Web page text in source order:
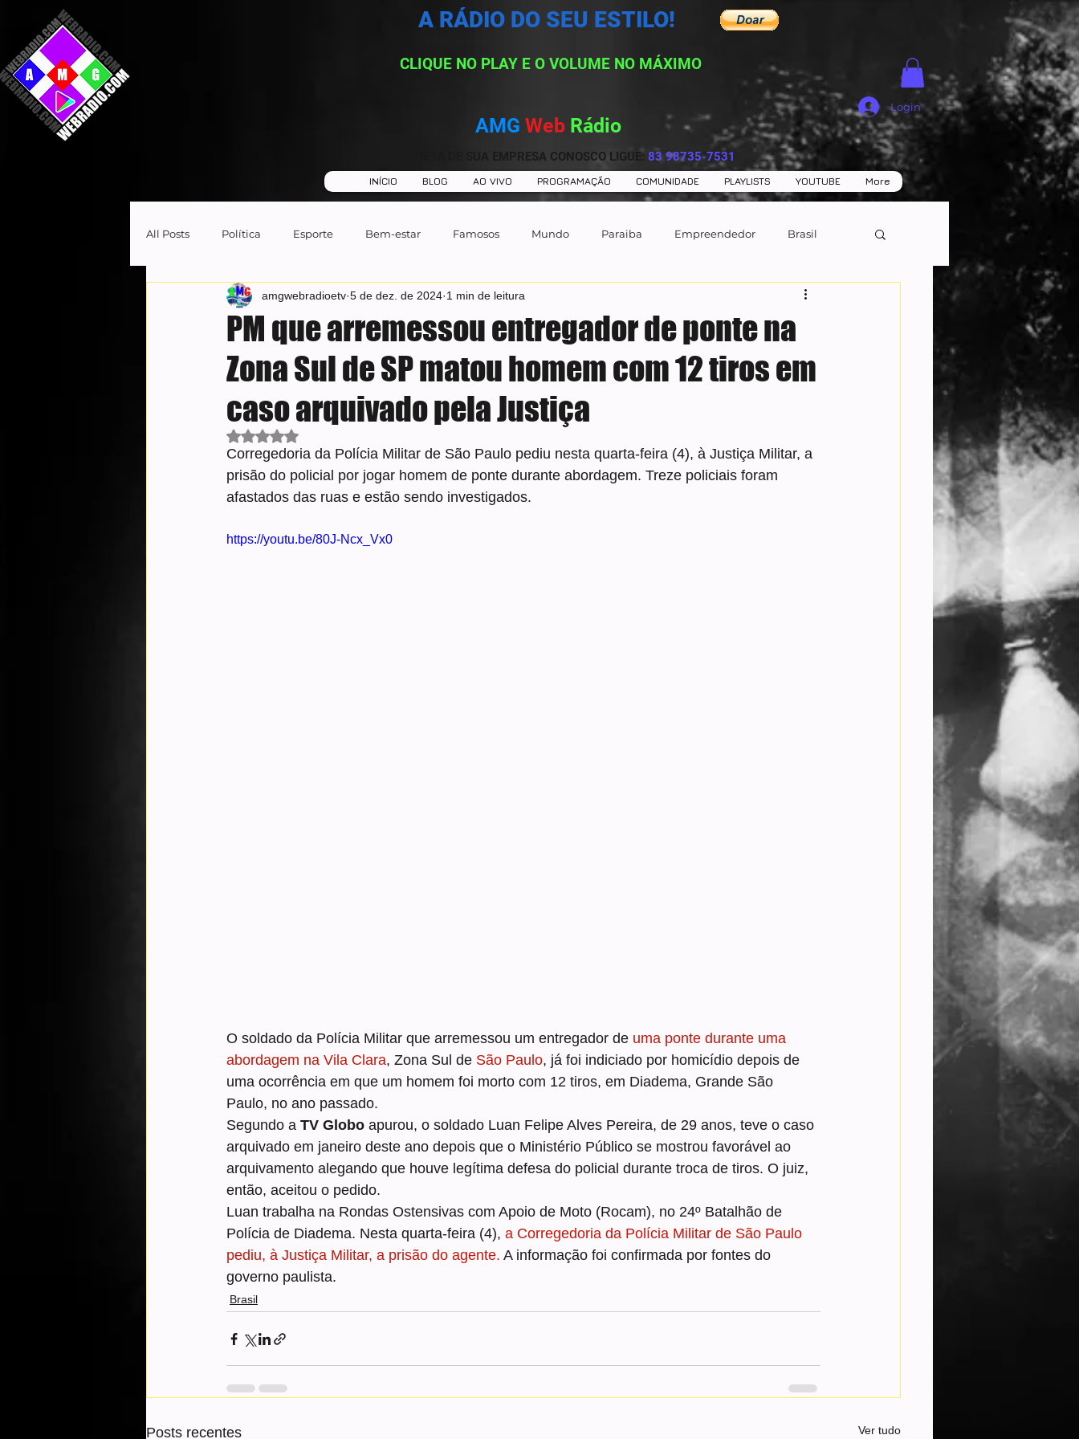
CLIQUE NO PLAY E O VOLUME NO MÁXIMO
AMG Web Rádio
GRAVE A VINHETA DE SUA EMPRESA CONOSCO LIGUE: 83 98735-7531
A RÁDIO DO SEU ESTILO!
Login
INÍCIO BLOG AO VIVO PROGRAMAÇÃO COMUNIDADE PLAYLISTS YOUTUBE More
All Posts Política Esporte Bem-estar Famosos Mundo Paraiba Empreendedor Brasil
PM que arremessou entregador de ponte na
Zona Sul de SP matou homem com 12 tiros em
caso arquivado pela Justiça
amgwebradioetv 5 de dez. de 2024 1 min de leitura
Avaliado com NaN de 5 estrelas.
Corregedoria da Polícia Militar de São Paulo pediu nesta quarta-feira (4), à Justiça Militar, a
prisão do policial por jogar homem de ponte durante abordagem. Treze policiais foram
afastados das ruas e estão sendo investigados.
https://youtu.be/80J-Ncx_Vx0
O soldado da Polícia Militar que arremessou um entregador de uma ponte durante uma
abordagem na Vila Clara, Zona Sul de São Paulo, já foi indiciado por homicídio depois de
uma ocorrência em que um homem foi morto com 12 tiros, em Diadema, Grande São
Paulo, no ano passado.
Segundo a TV Globo apurou, o soldado Luan Felipe Alves Pereira, de 29 anos, teve o caso
arquivado em janeiro deste ano depois que o Ministério Público se mostrou favorável ao
arquivamento alegando que houve legítima defesa do policial durante troca de tiros. O juiz,
então, aceitou o pedido.
Luan trabalha na Rondas Ostensivas com Apoio de Moto (Rocam), no 24º Batalhão de
Polícia de Diadema. Nesta quarta-feira (4), a Corregedoria da Polícia Militar de São Paulo
pediu, à Justiça Militar, a prisão do agente. A informação foi confirmada por fontes do
governo paulista.
Brasil
Posts recentes Ver tudo